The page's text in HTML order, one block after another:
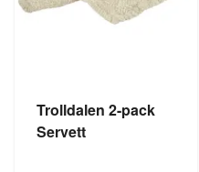
Trolldalen 2-pack
Servett